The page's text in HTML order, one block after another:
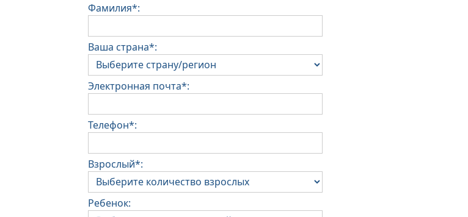
Фамилия*:
Ваша страна*:
Электронная почта*:
Телефон*:
Взрослый*:
Ребенок: